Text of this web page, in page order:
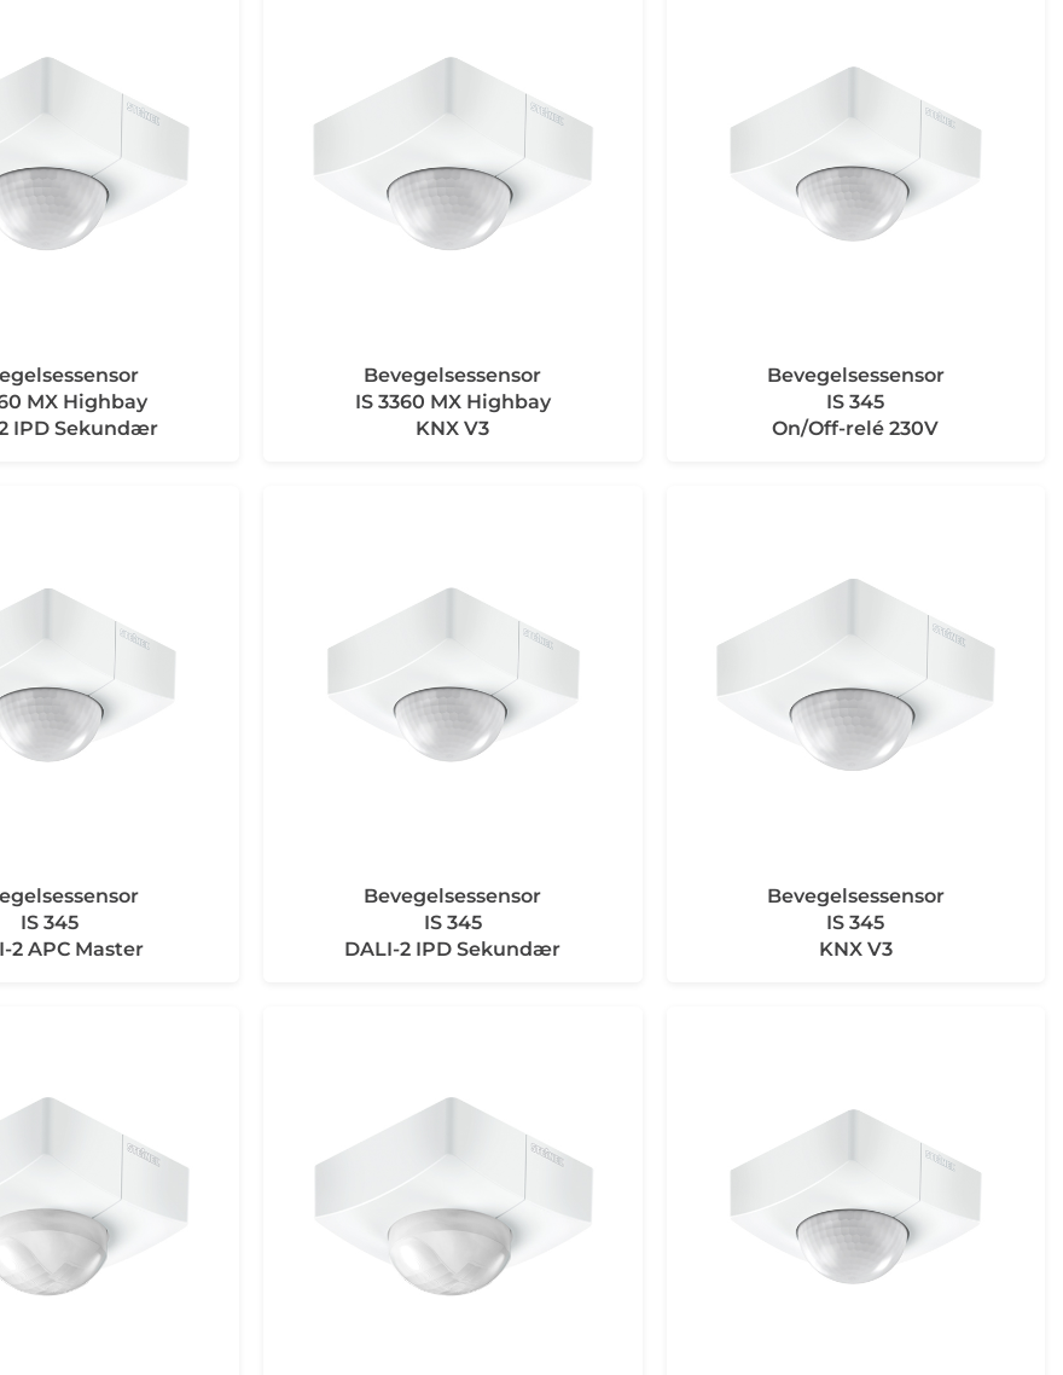
MX Highbay
IPD Sekundær
Bevegelsessensor
IS 3360 MX Highbay
KNX V3
Bevegelsessensor
IS 345
On/Off-relé 230V
IS 345
2 APC Master
Bevegelsessensor
IS 345
DALI-2 IPD Sekundær
Bevegelsessensor
IS 345
KNX V3